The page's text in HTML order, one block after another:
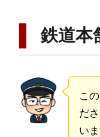
鉄道本
こ
だ
いま